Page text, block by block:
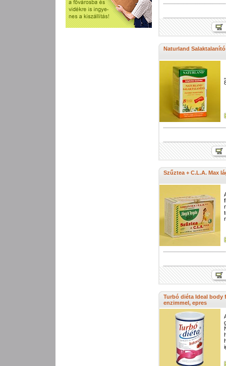
Naturland
Szűztea + C.L.A. Max
Turbó diéta Ideal body
enzimmel, epres